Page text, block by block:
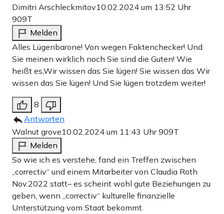
Dimitri Arschleckmitov10.02.2024 um 13:52 Uhr
909T
Melden
Alles Lügenbarone! Von wegen Faktenchecker! Und
Sie meinen wirklich noch Sie sind die Guten! Wie
heißt es,Wir wissen das Sie lügen! Sie wissen das Wir
wissen das Sie lügen! Und Sie lügen trotzdem weiter!
8
Antworten
Walnut grove10.02.2024 um 11:43 Uhr909T
Melden
So wie ich es verstehe, fand ein Treffen zwischen
„correctiv“ und einem Mitarbeiter von Claudia Roth
Nov.2022 statt– es scheint wohl gute Beziehungen zu
geben, wenn „correctiv“ kulturelle finanzielle
Unterstützung vom Staat bekommt.